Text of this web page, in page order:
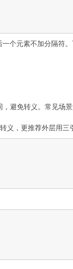
个元素不加分隔符。
避免转义。常见场景
义，更推荐外层用三